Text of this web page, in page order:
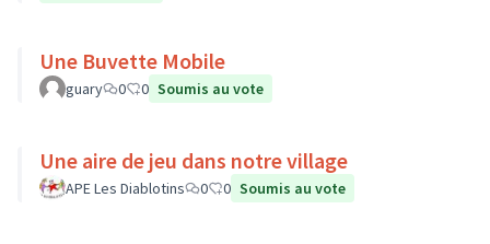
Une Buvette Mobile
guary 0 0 Soumis au vote
Une aire de jeu dans notre village
APE Les Diablotins 0 0 Soumis au vote